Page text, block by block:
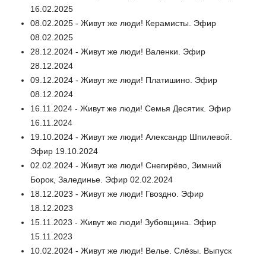
16.02.2025
08.02.2025 - Живут же люди! Керамисты. Эфир
08.02.2025
28.12.2024 - Живут же люди! Валенки. Эфир
28.12.2024
09.12.2024 - Живут же люди! Платишино. Эфир
08.12.2024
16.11.2024 - Живут же люди! Семья Десятик. Эфир
16.11.2024
19.10.2024 - Живут же люди! Александр Шпилевой.
Эфир 19.10.2024
02.02.2024 - Живут же люди! Снегирёво, Зимний
Борок, Залединье. Эфир 02.02.2024
18.12.2023 - Живут же люди! Гвоздно. Эфир
18.12.2023
15.11.2023 - Живут же люди! Зубовщина. Эфир
15.11.2023
10.02.2024 - Живут же люди! Велье. Слёзы. Выпуск